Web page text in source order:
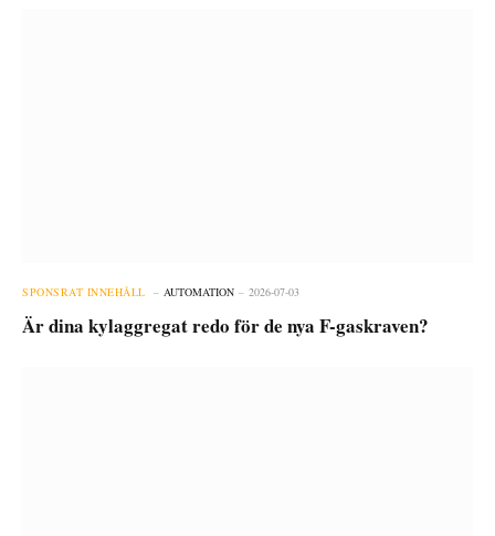
SPONSRAT INNEHÅLL AUTOMATION 2026-07-03
Är dina kylaggregat redo för de nya F-gaskraven?